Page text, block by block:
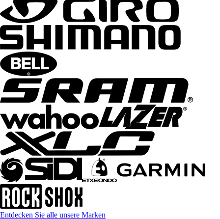
Entdecken Sie alle unsere Marken